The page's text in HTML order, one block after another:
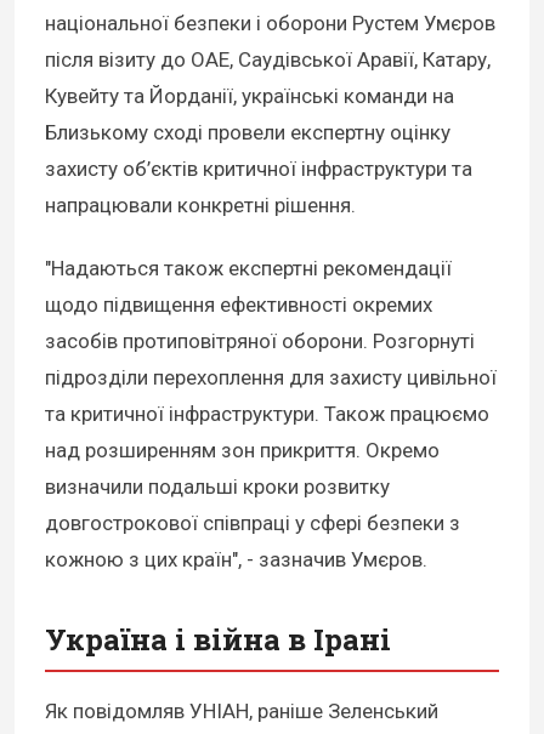
національної безпеки і оборони Рустем Умєров
після візиту до ОАЕ, Саудівської Аравії, Катару,
Кувейту та Йорданії, українські команди на
Близькому сході провели експертну оцінку
захисту об’єктів критичної інфраструктури та
напрацювали конкретні рішення.
"Надаються також експертні рекомендації
щодо підвищення ефективності окремих
засобів протиповітряної оборони. Розгорнуті
підрозділи перехоплення для захисту цивільної
та критичної інфраструктури. Також працюємо
над розширенням зон прикриття. Окремо
визначили подальші кроки розвитку
довгострокової співпраці у сфері безпеки з
кожною з цих країн", - зазначив Умєров.
Україна і війна в Ірані
Як повідомляв УНІАН, раніше Зеленський